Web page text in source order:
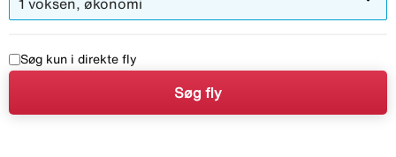
1 voksen, økonomi
Søg kun i direkte fly
Søg fly